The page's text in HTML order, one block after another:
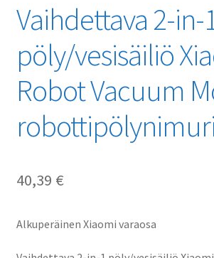
Vaihdettava 2-in-
pöly/vesisäiliö
Robot Vacuum
40,39 €
Alkuperäinen Xiaomi varaosa